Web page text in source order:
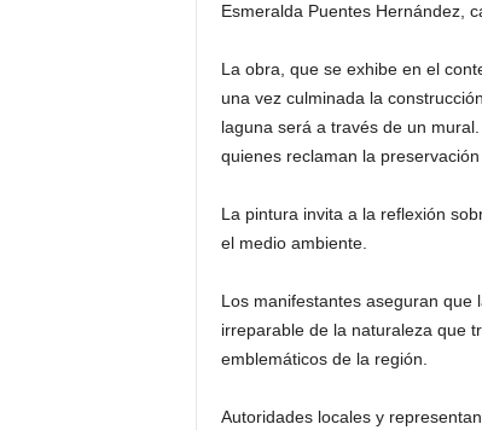
Esmeralda Puentes Hernández,
La obra, que se exhibe en el
una vez culminada la
laguna será a través de un
quienes reclaman la
La pintura invita a la reflexión
el medio ambiente.
Los manifestantes aseguran que
irreparable de la naturaleza que
emblemáticos de la región.
Autoridades locales y